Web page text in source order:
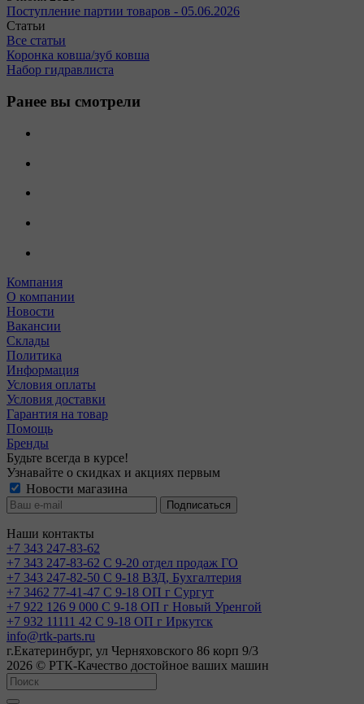
Поступление партии товаров - 05.06.2026
Статьи
Все статьи
Коронка ковша/зуб ковша
Набор гидравлиста
Ранее вы смотрели
Компания
О компании
Новости
Вакансии
Склады
Политика
Информация
Условия оплаты
Условия доставки
Гарантия на товар
Помощь
Бренды
Будьте всегда в курсе!
Узнавайте о скидках и акциях первым
Новости магазина
Наши контакты
+7 343 247-83-62
+7 343 247-83-62 С 9-20 отдел продаж ГО
+7 343 247-82-50 С 9-18 ВЗД, Бухгалтерия
+7 3462 77-41-47 С 9-18 ОП г Сургут
+7 922 126 9 000 С 9-18 ОП г Новый Уренгой
+7 932 11111 42 С 9-18 ОП г Иркутск
info@rtk-parts.ru
г.Екатеринбург, ул Черняховского 86 корп 9/3
2026 © РТК-Качество достойное ваших машин